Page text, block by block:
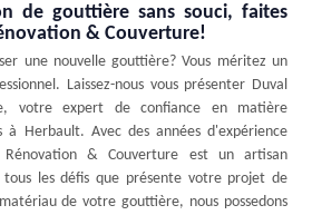
de gouttière sans souci, faites
& Couverture!
une nouvelle gouttière? Vous méritez un
Laissez-nous vous présenter Duval
votre expert de confiance en matière
Herbault. Avec des années d'expérience
& Couverture est un artisan
les défis que présente votre projet de
de votre gouttière, nous possedons